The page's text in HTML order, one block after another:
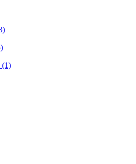
(1)